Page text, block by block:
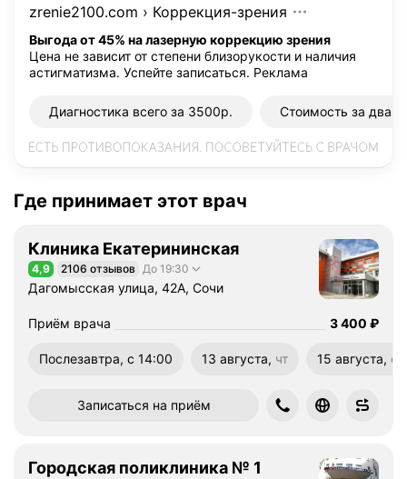
zrenie2100.com › Коррекция-зрения
Выгода от 45% на лазерную коррекцию зрения
Цена не зависит от степени близорукости и наличия
астигматизма. Успейте записаться. Реклама
Диагностика всего за 3500р. Стоимость за два
Где принимает этот врач
Клиника Екатерининская
Рейтинг 4,9 из 5
4,9 2106 отзывов До 19:30
Дагомысская улица, 42А, Сочи
Приём врача Цена
3400
3 400 ₽
Послезавтра, с 14:00 13 августа, чт
15 августа, сб
Записаться на приём
Городская поликлиника № 1